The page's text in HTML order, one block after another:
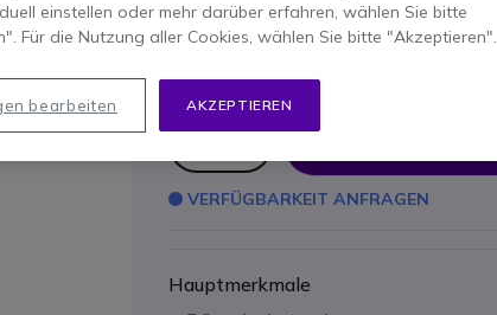
ERSPARNIS 16,00 €
64,95 €- 77,29 €
Anzahl
VERFÜGBARKEIT ANFRAGEN
Hauptmerkmale
einstellen oder mehr darüber erfahren, wählen Sie bitte
Für die Nutzung aller Cookies, wählen Sie bitte "Akzeptieren".
AKZEPTIEREN
bearbeiten